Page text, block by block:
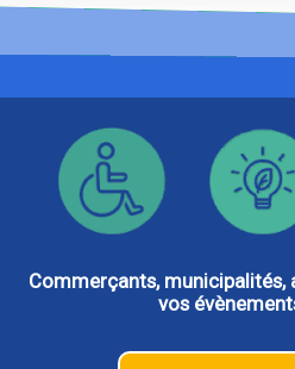
Commerçants, municipalités,
vos